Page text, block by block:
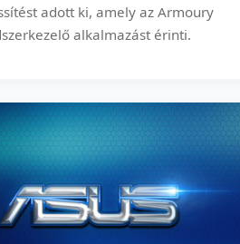
adott ki, amely az Armoury
alkalmazást érinti.